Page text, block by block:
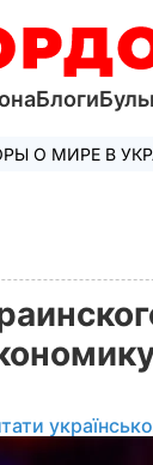
Блоги
О МИРЕ В